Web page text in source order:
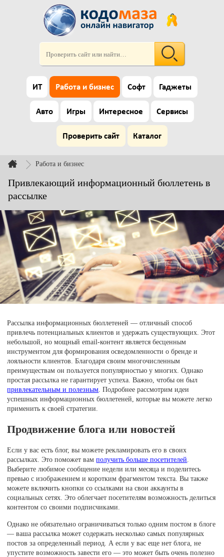
ИТ Работа и бизнес Софт Гаджеты
Авто Игры Интересное Сервисы
Проверить сайт Каталог
Работа и бизнес
Привлекающий информационный бюллетень в
рассылке
Рассылка информационных бюллетеней — отличный способ
привлечь потенциальных клиентов и удержать существующих. Этот
небольшой, но мощный email-контент является бесценным
инструментом для формирования осведомленности о бренде и
лояльности клиентов. Благодаря своим многочисленным
преимуществам он пользуется популярностью у многих. Однако
простая рассылка не гарантирует успеха. Важно, чтобы он был
привлекательным и полезным . Подробнее рассмотрим идеи
успешных информационных бюллетеней, которые вы можете легко
применить к своей стратегии.
Продвижение блога или новостей
Если у вас есть блог, вы можете рекламировать его в своих
рассылках. Это поможет вамполучить больше посетителей.
Выберите любимое сообщение недели или месяца и поделитесь
превью с изображением и коротким фрагментом текста. Вы также
можете включить кнопки со ссылками на свои аккаунты в
социальных сетях. Это облегчает посетителям возможность делиться
контентом со своими подписчиками.
Однако не обязательно ограничиваться только одним постом в блоге
— ваша рассылка может содержать несколько самых популярных
постов за определенный период. А если у вас еще нет блога, не
упустите возможность завести его — это может быть очень полезно